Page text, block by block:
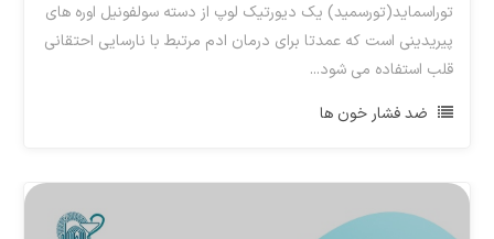
توراسماید(تورسمید) یک دیورتیک لوپ از دسته سولفونیل اوره های
پیریدینی است که عمدتا برای درمان ادم مرتبط با نارسایی احتقانی
قلب استفاده می شود...
ضد فشار خون ها